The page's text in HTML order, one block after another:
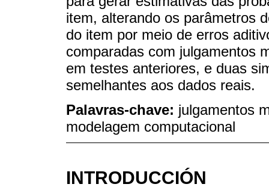
item, alterando os parâmetros
do item por meio de erros
comparadas com julgamentos
em testes anteriores, e duas
semelhantes aos dados reais.
Palavras-chave: julgamentos
modelagem computacional
INTRODUCCIÓN